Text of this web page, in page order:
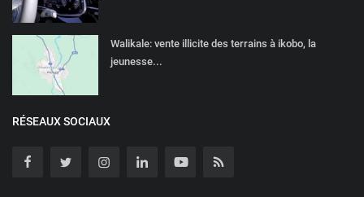
Walikale: vente illicite des terrains à ikobo, la
jeunesse...
RÉSEAUX SOCIAUX